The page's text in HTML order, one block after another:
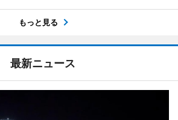
もっと見る
最新ニュース